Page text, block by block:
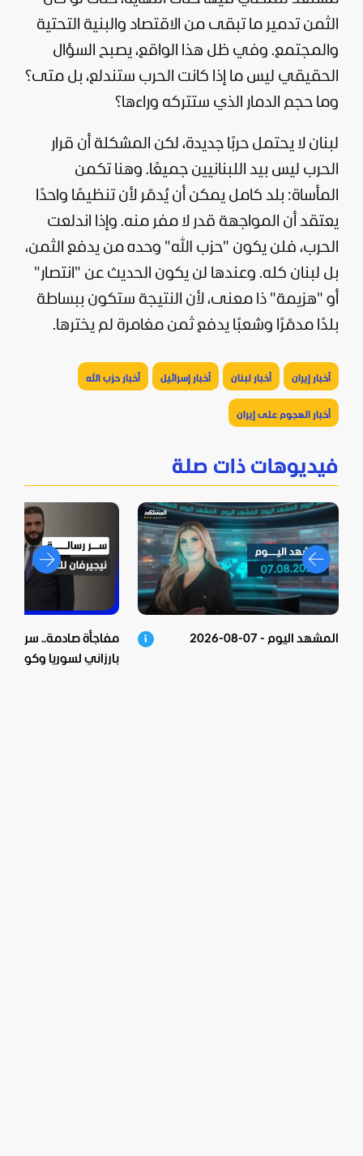
الثمن تدمير ما تبقى من الاقتصاد والبنية التحتية
والمجتمع. وفي ظل هذا الواقع، يصبح السؤال
الحقيقي ليس ما إذا كانت الحرب ستندلع، بل متى؟
وما حجم الدمار الذي ستتركه وراءها؟
لبنان لا يحتمل حربًا جديدة، لكن المشكلة أن قرار
الحرب ليس بيد اللبنانيين جميعًا. وهنا تكمن
المأساة: بلد كامل يمكن أن يُدمّر لأن تنظيمًا واحدًا
يعتقد أن المواجهة قدر لا مفر منه. وإذا اندلعت
الحرب، فلن يكون "حزب الله" وحده من يدفع الثمن،
بل لبنان كله. وعندها لن يكون الحديث عن "انتصار"
أو "هزيمة" ذا معنى، لأن النتيجة ستكون ببساطة
بلدًا مدمّرًا وشعبًا يدفع ثمن مغامرة لم يخترها.
أخبار إيران أخبار لبنان أخبار إسرائيل أخبار حزب الله
أخبار الهجوم على إيران
فيديوهات ذات صلة
المشهد اليوم - 07-08-2026
مفاجأة صادمة.. سر زيارة
بارزاني لسوريا